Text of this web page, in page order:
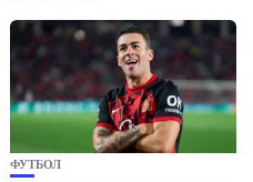
ФУТБОЛ